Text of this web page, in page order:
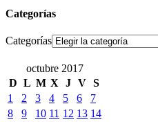
Categorías
Categorías
octubre 2017
D L M X J V S
1
2 3 4 5 6
7
8
9 10 11 12 13 14